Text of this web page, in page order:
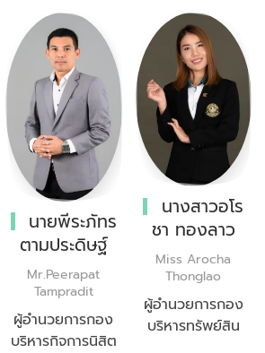
นายพีระภัทร
ตามประดิษฐ์
Mr.Peerapat
Tampradit
ผู้อำนวยการกอง
บริหารกิจการนิสิต
นางสาวอโร
ชา ทองลาว
Miss Arocha
Thonglao
ผู้อำนวยการกอง
บริหารทรัพย์สิน